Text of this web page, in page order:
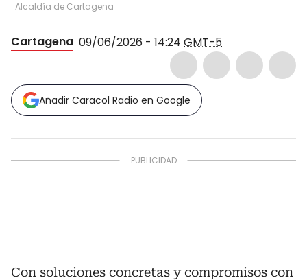
Alcaldía de Cartagena
Cartagena 09/06/2026 - 14:24 GMT-5
Añadir Caracol Radio en Google
Con soluciones concretas y compromisos con